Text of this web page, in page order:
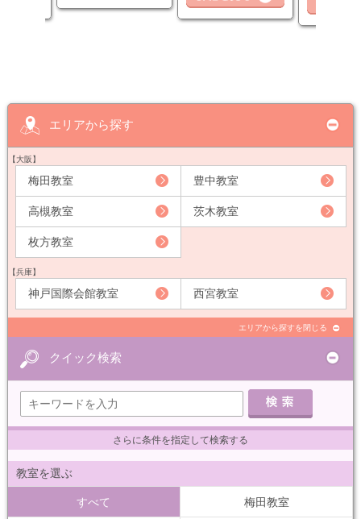
エリアから探す
【大阪】
梅田教室 豊中教室
高槻教室 茨木教室
枚方教室
【兵庫】
神戸国際会館教室 西宮教室
エリアから探すを閉じる
クイック検索
さらに条件を指定して検索する
教室を選ぶ
すべて 梅田教室